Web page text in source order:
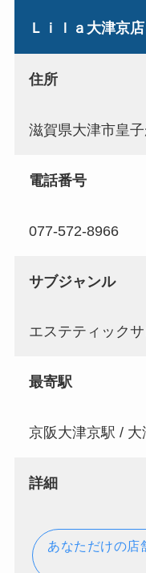
Ｌｉｌａ大津京店
住所
滋賀県大津市皇
電話番号
077-572-8966
サブジャンル
エステティック
最寄駅
京阪大津京駅 / 大
詳細
あなただけの店